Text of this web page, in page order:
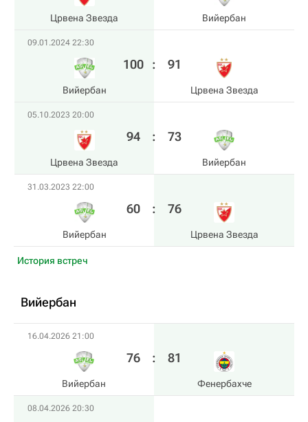
Црвена Звезда Вийербан
09.01.2024 22:30
Вийербан
100 : 91
Црвена Звезда
05.10.2023 20:00
Црвена Звезда
94 : 73
Вийербан
31.03.2023 22:00
Вийербан
60 : 76
Црвена Звезда
История встреч
Вийербан
16.04.2026 21:00
Вийербан
76 : 81
Фенербахче
08.04.2026 20:30